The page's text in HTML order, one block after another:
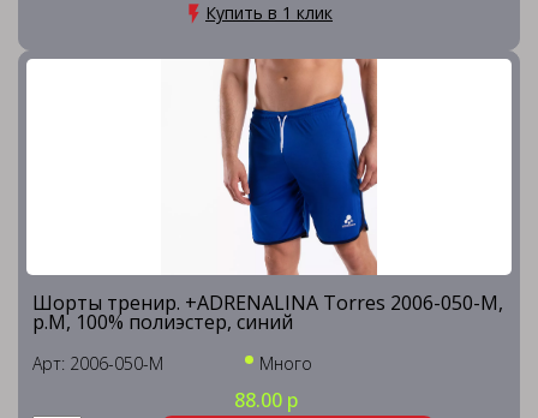
Купить в 1 клик
Шорты тренир. +ADRENALINA Torres 2006-050-M,
р.M, 100% полиэстер, синий
Арт: 2006-050-M Много
88.00 р